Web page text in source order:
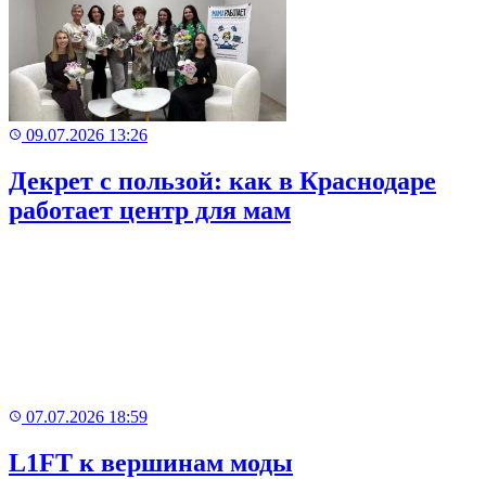
09.07.2026 13:26
Декрет с пользой: как в Краснодаре
работает центр для мам
07.07.2026 18:59
L1FT к вершинам моды